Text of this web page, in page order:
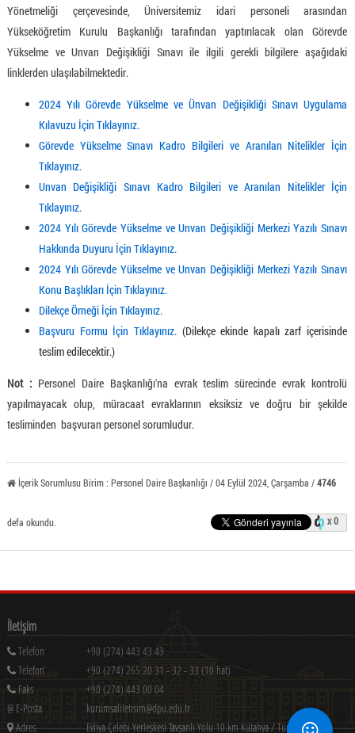
Yönetmeliği çerçevesinde, Üniversitemiz idari personeli arasından
Yükseköğretim Kurulu Başkanlığı tarafından yaptırılacak olan Görevde
Yükselme ve Unvan Değişikliği Sınavı ile ilgili gerekli bilgilere aşağıdaki
linklerden ulaşılabilmektedir.
2024 Yılı Görevde Yükselme ve Ünvan Değişikliği Sınavı Uygulama
Kılavuzu İçin Tıklayınız.
Görevde Yükselme Sınavı Kadro Bilgileri ve Aranılan Nitelikler İçin
Tıklayınız.
Unvan Değişikliği Sınavı Kadro Bilgileri ve Aranılan Nitelikler İçin
Tıklayınız.
2024 Yılı Görevde Yükselme ve Unvan Değişikliği Merkezi Yazılı Sınavı
Hakkında Duyuru İçin Tıklayınız.
2024 Yılı Görevde Yükselme ve Unvan Değişikliği Merkezi Yazılı Sınavı
Konu Başlıkları İçin Tıklayınız.
Dilekçe Örneği İçin Tıklayınız.
Başvuru Formu İçin Tıklayınız.(Dilekçe ekinde kapalı zarf içerisinde
teslim edilecektir.)
Not :Personel Daire Başkanlığı'na evrak teslim sürecinde evrak kontrolü
yapılmayacak olup, müracaat evraklarının eksiksiz ve doğru bir şekilde
tesliminden başvuran personel sorumludur.
İçerik Sorumlusu Birim : Personel Daire Başkanlığı / 04 Eylül 2024, Çarşamba /4746
defa okundu. x 0
İletişim
Telefon
+90 (274) 443 43 43
Telefon
+90 (274) 265 20 31 - 32 - 33 (10 hat)
Faks
+90 (274) 443 00 04
@ E-Posta
kurumsaliletisim@dpu.edu.tr
Adres
Evliya Çelebi Yerleşkesi Tavşanlı Yolu 10.km Kütahya / Türkiye